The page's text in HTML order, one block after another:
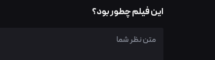
این فیلم چطور بود؟